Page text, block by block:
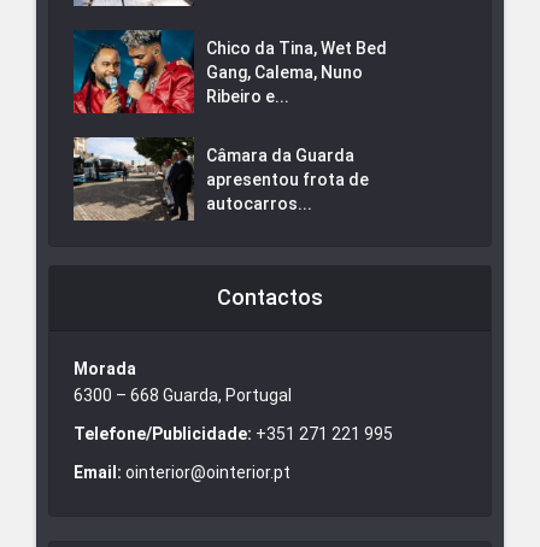
Chico da Tina, Wet Bed
Gang, Calema, Nuno
Ribeiro e...
Câmara da Guarda
apresentou frota de
autocarros...
Contactos
Morada
6300 – 668 Guarda, Portugal
Telefone/Publicidade: +351 271 221 995
Email: ointerior@ointerior.pt